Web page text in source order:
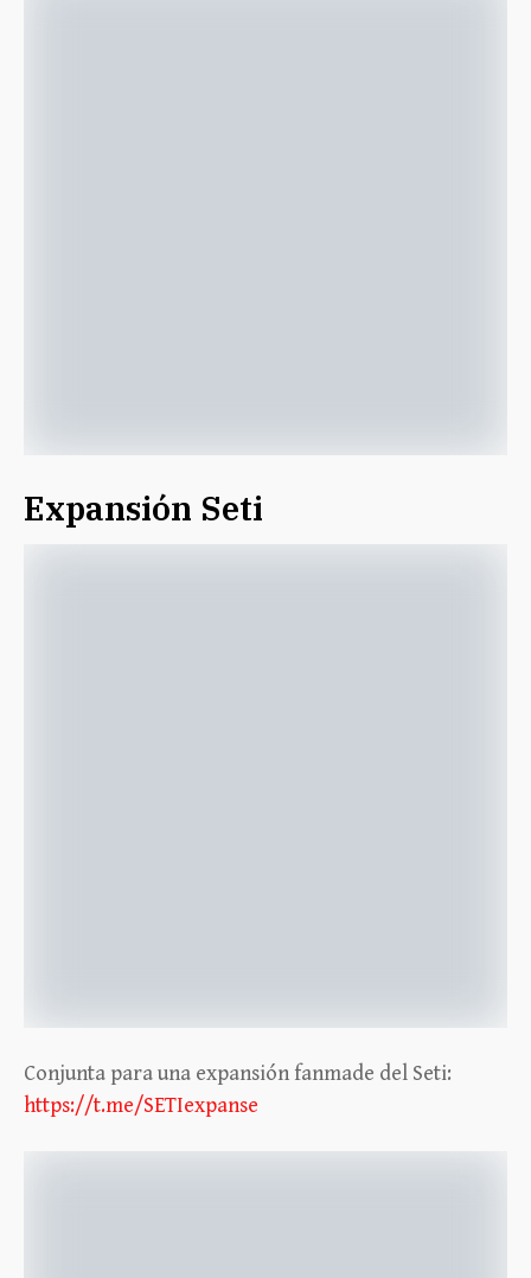
Expansión Seti
Conjunta para una expansión fanmade del Seti:
https://t.me/SETIexpanse